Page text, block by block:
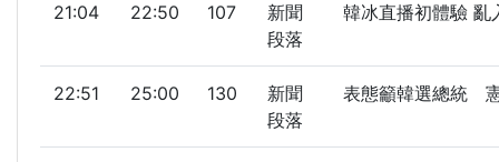
21:04 22:50 107
新聞
段落
韓冰直播初體驗
22:51 25:00 130
新聞
段落
表態籲韓選總統